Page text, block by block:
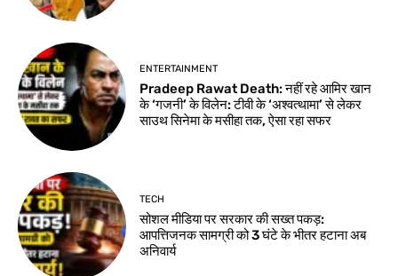
ENTERTAINMENT
Pradeep Rawat Death: नहीं रहे आमिर खान
के ‘गजनी’ के विलेन: टीवी के ‘अश्वत्थामा’ से लेकर
साउथ सिनेमा के मसीहा तक, ऐसा रहा सफर
TECH
सोशल मीडिया पर सरकार की सख्त पकड़:
आपत्तिजनक सामग्री को 3 घंटे के भीतर हटाना अब
अनिवार्य